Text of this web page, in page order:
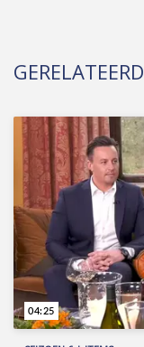
GERELATEERD
04:25